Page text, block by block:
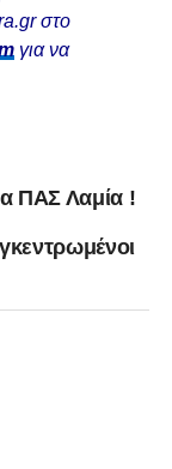
στο
για να
ΠΑΣ Λαμία !